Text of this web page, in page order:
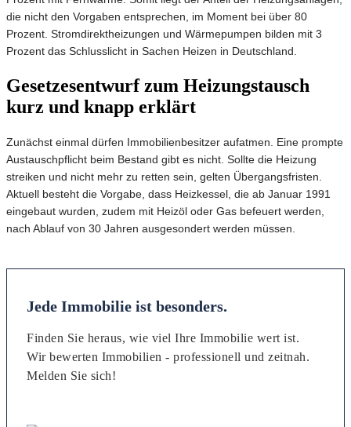
die nicht den Vorgaben entsprechen, im Moment bei über 80
Prozent. Stromdirektheizungen und Wärmepumpen bilden mit 3
Prozent das Schlusslicht in Sachen Heizen in Deutschland.
Gesetzesentwurf zum Heizungstausch
kurz und knapp erklärt
Zunächst einmal dürfen Immobilienbesitzer aufatmen. Eine prompte
Austauschpflicht beim Bestand gibt es nicht. Sollte die Heizung
streiken und nicht mehr zu retten sein, gelten Übergangsfristen.
Aktuell besteht die Vorgabe, dass Heizkessel, die ab Januar 1991
eingebaut wurden, zudem mit Heizöl oder Gas befeuert werden,
nach Ablauf von 30 Jahren ausgesondert werden müssen.
Jede Immobilie ist besonders.
Finden Sie heraus, wie viel Ihre Immobilie wert ist.
Wir bewerten Immobilien - professionell und zeitnah.
Melden Sie sich!